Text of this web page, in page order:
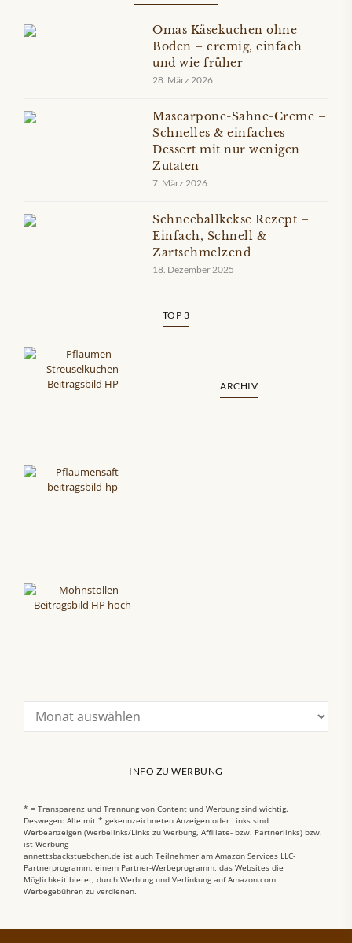
Omas Käsekuchen ohne
Boden – cremig, einfach
und wie früher
28. März 2026
Mascarpone-Sahne-Creme –
Schnelles & einfaches
Dessert mit nur wenigen
Zutaten
7. März 2026
Schneeballkekse Rezept –
Einfach, Schnell &
Zartschmelzend
18. Dezember 2025
TOP 3
ARCHIV
INFO ZU WERBUNG
* = Transparenz und Trennung von Content und Werbung sind wichtig.
Deswegen: Alle mit * gekennzeichneten Anzeigen oder Links sind
Werbeanzeigen (Werbelinks/Links zu Werbung, Affiliate- bzw. Partnerlinks) bzw.
ist Werbung
annettsbackstuebchen.de ist auch Teilnehmer am Amazon Services LLC-
Partnerprogramm, einem Partner-Werbeprogramm, das Websites die
Möglichkeit bietet, durch Werbung und Verlinkung auf Amazon.com
Werbegebühren zu verdienen.